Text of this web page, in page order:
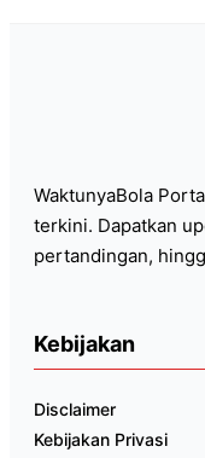
WaktunyaBola
terkini. Dapatkan
pertandingan,
Kebijakan
Disclaimer
Kebijakan Privasi